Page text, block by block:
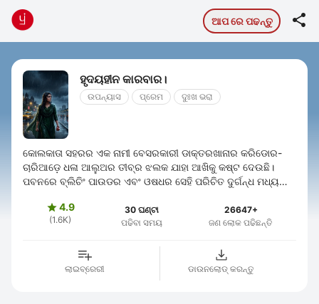
ଆପ ରେ ପଢନ୍ତୁ 
ହୃଦୟହୀନ କାରବାର।
ଉପନ୍ୟାସ ପ୍ରେମ ଦୁଃଖ ଭରା
କୋଲକାତା ସହରର ଏକ ନାମୀ ବେସରକାରୀ ଡାକ୍ତରଖାନାର କରିଡୋର-
ଚାରିଆଡ଼େ ଧଳା ଆଲୁଅର ତୀବ୍ର ଝଲକ ଯାହା ଆଖିକୁ କଷ୍ଟ ଦେଉଛି।
ପବନରେ ବ୍ଲିଚିଂ ପାଉଡର ଏବଂ ଓଷଧର ସେହି ପରିଚିତ ଦୁର୍ଗନ୍ଧ ମଧ୍ୟରେ
4.9
(1.6K)
30 ଘଣ୍ଟା
ପଢିବା ସମୟ
26647+
ଜଣ ଲୋକ ପଢିଛନ୍ତି
ଲାଇବ୍ରେରୀ ଡାଉନଲୋଡ୍ କରନ୍ତୁ